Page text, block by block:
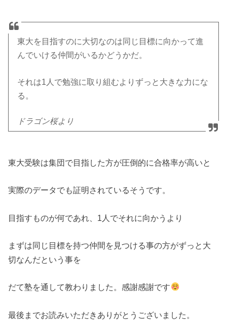
東大を目指すのに大切なのは同じ目標に向かって進
んでいける仲間がいるかどうかだ。
それは1人で勉強に取り組むよりずっと大きな力にな
る。
ドラゴン桜より
東大受験は集団で目指した方が圧倒的に合格率が高いと
実際のデータでも証明されているそうです。
目指すものが何であれ、1人でそれに向かうより
まずは同じ目標を持つ仲間を見つける事の方がずっと大
切なんだという事を
だて塾を通して教わりました。感謝感謝です
最後までお読みいただきありがとうございました。